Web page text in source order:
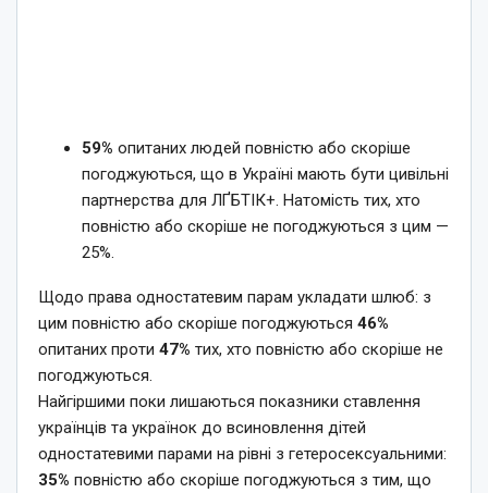
59% опитаних людей повністю або скоріше
погоджуються, що в Україні мають бути цивільні
партнерства для ЛҐБТІК+. Натомість тих, хто
повністю або скоріше не погоджуються з цим —
25%.
Щодо права одностатевим парам укладати шлюб: з
цим повністю або скоріше погоджуються 46%
опитаних проти 47% тих, хто повністю або скоріше не
погоджуються.
Найгіршими поки лишаються показники ставлення
українців та українок до всиновлення дітей
одностатевими парами на рівні з гетеросексуальними:
35% повністю або скоріше погоджуються з тим, що